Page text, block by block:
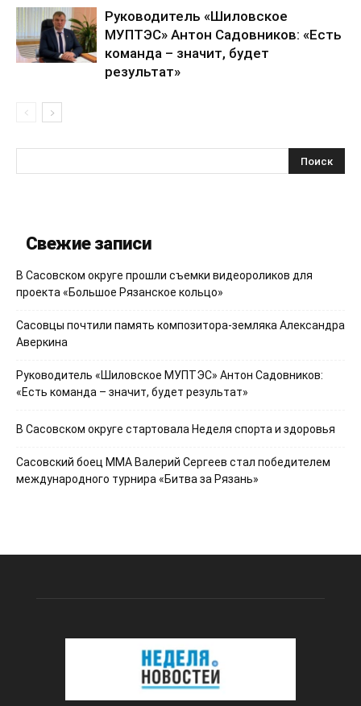
Руководитель «Шиловское
МУПТЭС» Антон Садовников: «Есть
команда – значит, будет
результат»
Свежие записи
В Сасовском округе прошли съемки видеороликов для
проекта «Большое Рязанское кольцо»
Сасовцы почтили память композитора-земляка Александра
Аверкина
Руководитель «Шиловское МУПТЭС» Антон Садовников:
«Есть команда – значит, будет результат»
В Сасовском округе стартовала Неделя спорта и здоровья
Сасовский боец ММА Валерий Сергеев стал победителем
международного турнира «Битва за Рязань»